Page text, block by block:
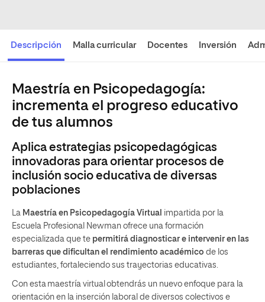
Descripción Malla curricular Docentes Inversión
Maestría en Psicopedagogía:
incrementa el progreso educativo
de tus alumnos
Aplica estrategias psicopedagógicas
innovadoras para orientar procesos de
inclusión socio educativa de diversas
poblaciones
La Maestría en Psicopedagogía Virtual impartida por la
Escuela Profesional Newman ofrece una formación
especializada que te permitirá diagnosticar e intervenir en las
barreras que dificultan el rendimiento académico de los
estudiantes, fortaleciendo sus trayectorias educativas.
Con esta maestría virtual obtendrás un nuevo enfoque para la
orientación en la inserción laboral de diversos colectivos e